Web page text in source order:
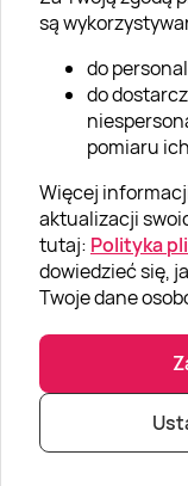
są
do
do
pomiaru
Więcej
aktualizacji
tutaj: Polityka
dowiedzieć się,
Twoje dane
Kariera w Super
Klub Lojalnościowy
Dodaj recenzję
Informacje
GRUPA „SUPER
© Super prezenty 2026|